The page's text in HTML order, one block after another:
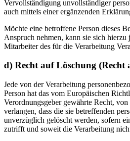
Vervollständigung unvollständiger
auch mittels einer ergänzenden
Möchte eine betroffene Person dieses
Anspruch nehmen, kann sie sich hierzu
Mitarbeiter des für die Verarbeitung
d) Recht auf Löschung (Recht
Jede von der Verarbeitung
Person hat das vom Europäischen
Verordnungsgeber gewährte Recht,
verlangen, dass die sie betreffenden
unverzüglich gelöscht werden, sofern
zutrifft und soweit die Verarbeitung